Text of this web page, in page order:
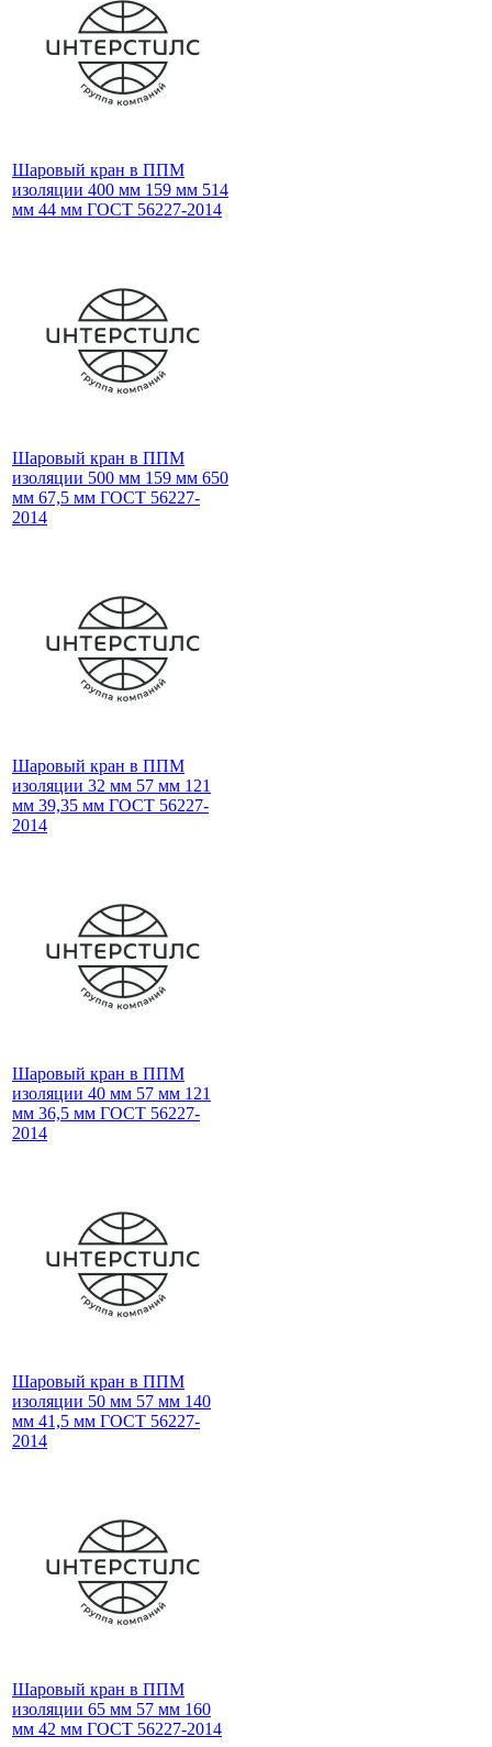
Шаровый кран в ППМ
изоляции 400 мм 159 мм 514
мм 44 мм ГОСТ 56227-2014
Шаровый кран в ППМ
изоляции 500 мм 159 мм 650
мм 67,5 мм ГОСТ 56227-
2014
Шаровый кран в ППМ
изоляции 32 мм 57 мм 121
мм 39,35 мм ГОСТ 56227-
2014
Шаровый кран в ППМ
изоляции 40 мм 57 мм 121
мм 36,5 мм ГОСТ 56227-
2014
Шаровый кран в ППМ
изоляции 50 мм 57 мм 140
мм 41,5 мм ГОСТ 56227-
2014
Шаровый кран в ППМ
изоляции 65 мм 57 мм 160
мм 42 мм ГОСТ 56227-2014